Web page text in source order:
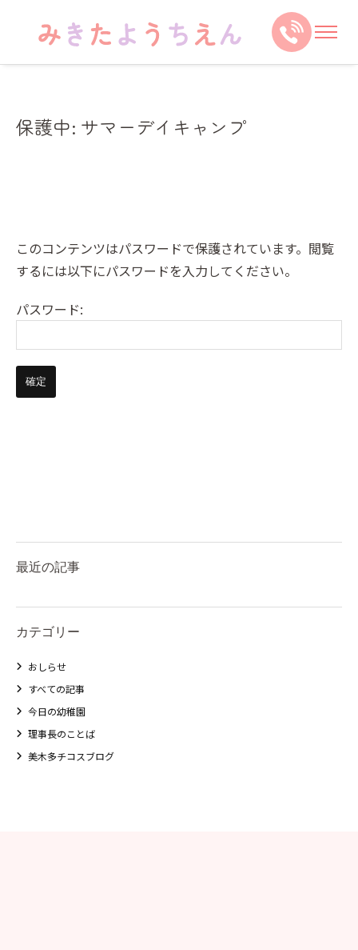
保護中: サマーデイキャンプ
このコンテンツはパスワードで保護されています。閲覧
するには以下にパスワードを入力してください。
パスワード:
最近の記事
カテゴリー
おしらせ
すべての記事
今日の幼稚園
理事長のことば
美木多チコスブログ